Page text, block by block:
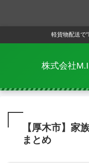
軽貨物配送で
株式会社
【厚木市】家
まとめ